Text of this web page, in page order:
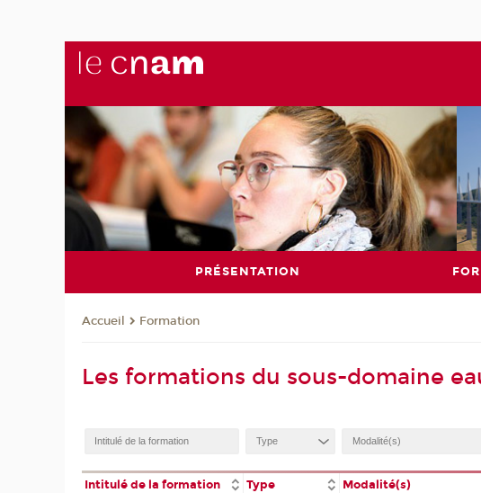
PRÉSENTATION
Accueil Formation
Les formations du sous-domaine
Intitulé de la formation Type Modalité(s)